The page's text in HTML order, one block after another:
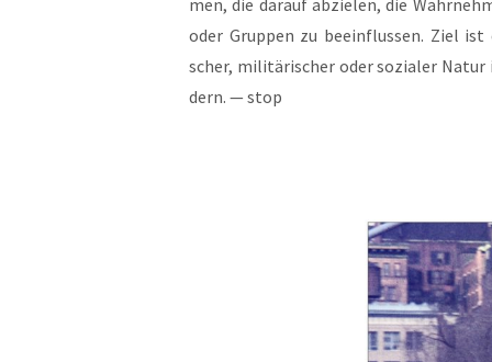
men, die dar­auf abzie­len, die
oder Grup­pen zu beein­flus­sen. Ziel
scher, mili­tä­ri­scher oder sozia­ler
dern. — stop